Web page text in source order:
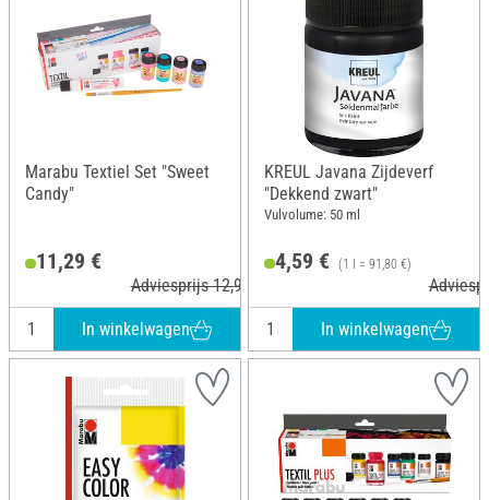
Marabu Textiel Set "Sweet
Candy"
11,29 €
Adviesprijs 12,99 €
In winkelwagen
KREUL Javana Zijdeverf
"Dekkend zwart"
Vulvolume: 50 ml
4,59 € (1 l = 91,80 €)
In winkelwagen